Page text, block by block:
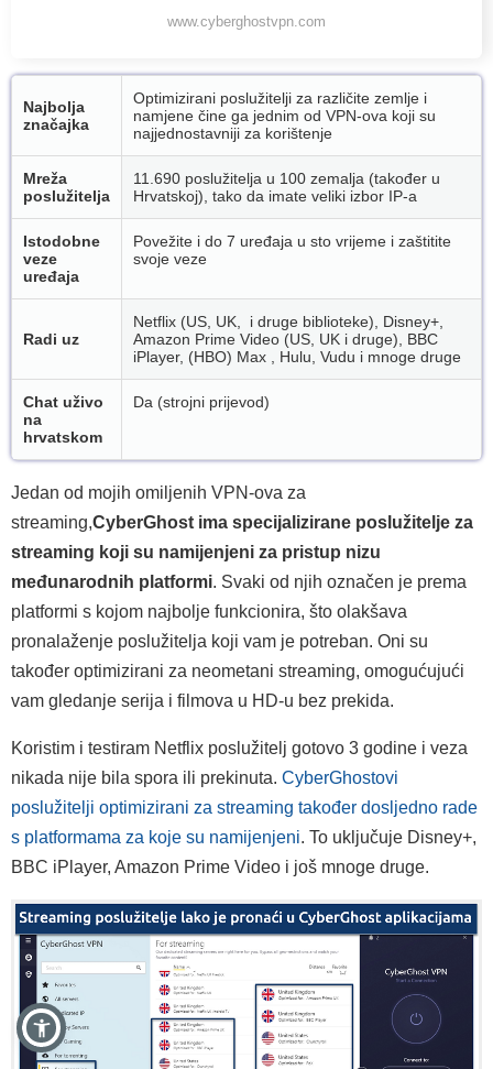
www.cyberghostvpn.com
Najbolja
značajka
Optimizirani poslužitelji za različite zemlje i
namjene čine ga jednim od VPN-ova koji su
najjednostavniji za korištenje
Mreža
poslužitelja
11.690 poslužitelja u 100 zemalja (također u
Hrvatskoj), tako da imate veliki izbor IP-a
Istodobne
veze
uređaja
Povežite i do 7 uređaja u sto vrijeme i zaštitite
svoje veze
Radi uz
Netflix (US, UK, i druge biblioteke), Disney+,
Amazon Prime Video (US, UK i druge), BBC
iPlayer, (HBO) Max , Hulu, Vudu i mnoge druge
Chat uživo
na
hrvatskom
Da (strojni prijevod)
Jedan od mojih omiljenih VPN-ova za
streaming,CyberGhost ima specijalizirane poslužitelje za
streaming koji su namijenjeni za pristup nizu
međunarodnih platformi. Svaki od njih označen je prema
platformi s kojom najbolje funkcionira, što olakšava
pronalaženje poslužitelja koji vam je potreban. Oni su
također optimizirani za neometani streaming, omogućujući
vam gledanje serija i filmova u HD-u bez prekida.
Koristim i testiram Netflix poslužitelj gotovo 3 godine i veza
nikada nije bila spora ili prekinuta. CyberGhostovi
poslužitelji optimizirani za streaming također dosljedno rade
s platformama za koje su namijenjeni. To uključuje Disney+,
BBC iPlayer, Amazon Prime Video i još mnoge druge.